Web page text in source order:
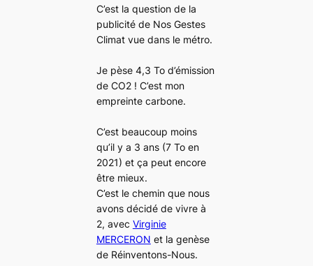
C’est la question de la
publicité de Nos Gestes
Climat vue dans le métro.
Je pèse 4,3 To d’émission
de CO2 ! C’est mon
empreinte carbone.
C’est beaucoup moins
qu’il y a 3 ans (7 To en
2021) et ça peut encore
être mieux.
C’est le chemin que nous
avons décidé de vivre à
2, avec Virginie
MERCERON et la genèse
de Réinventons-Nous.